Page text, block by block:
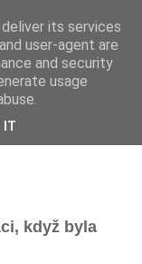
když byla
its services
user-agent are
and security
usage
IT